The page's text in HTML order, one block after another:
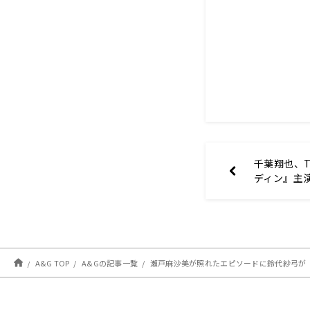
千葉翔也、
ディン』主
A&G TOP A&Gの記事一覧 瀬戸麻沙美が照れたエピソードに鈴代紗弓